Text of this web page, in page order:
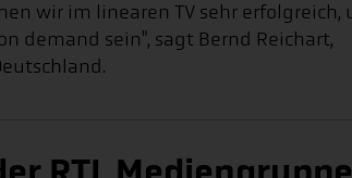
wir im linearen TV sehr erfolgreich,
demand sein", sagt Bernd Reichart,